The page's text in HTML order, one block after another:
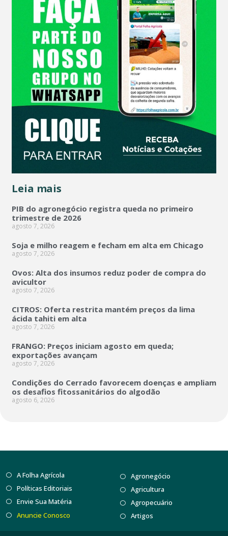
Leia mais
PIB do agronegócio registra queda no primeiro
trimestre de 2026
agosto 7, 2026
Soja e milho reagem e fecham em alta em Chicago
agosto 7, 2026
Ovos: Alta dos insumos reduz poder de compra do
avicultor
agosto 7, 2026
CITROS: Oferta restrita mantém preços da lima
ácida tahiti em alta
agosto 7, 2026
FRANGO: Preços iniciam agosto em queda;
exportações avançam
agosto 7, 2026
Condições do Cerrado favorecem doenças e ampliam
os desafios fitossanitários do algodão
agosto 6, 2026
A Folha Agrícola
Políticas Editoriais
Envie Sua Matéria
Anuncie Conosco
Agronegócio
Agricultura
Agropecuário
Artigos